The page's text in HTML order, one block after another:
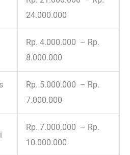
24.000.000
Rp. 4.000.000 – Rp.
8.000.000
Rp. 5.000.000 – Rp.
7.000.000
Rp. 7.000.000 – Rp.
10.000.000